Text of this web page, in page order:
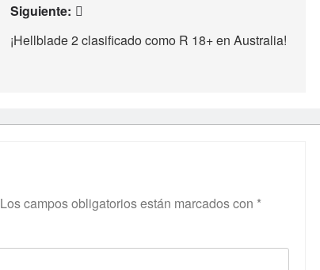
Siguiente:
¡Hellblade 2 clasificado como R 18+ en Australia!
Los campos obligatorios están marcados con *